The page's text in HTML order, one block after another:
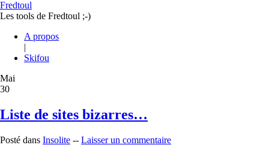
Fredtoul
Les tools de Fredtoul ;-)
A propos
|
Skifou
Mai
30
Liste de sites bizarres…
Posté dans Insolite -- Laisser un commentaire